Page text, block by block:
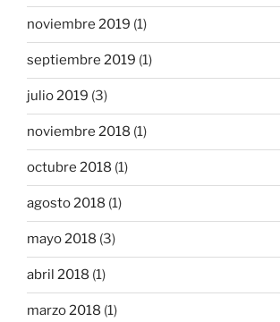
noviembre 2019 (1)
septiembre 2019 (1)
julio 2019 (3)
noviembre 2018 (1)
octubre 2018 (1)
agosto 2018 (1)
mayo 2018 (3)
abril 2018 (1)
marzo 2018 (1)